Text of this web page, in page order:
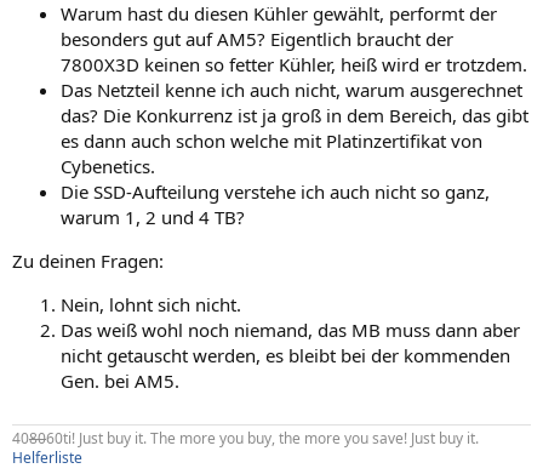
Warum hast du diesen Kühler gewählt, performt der
besonders gut auf AM5? Eigentlich braucht der
7800X3D keinen so fetter Kühler, heiß wird er trotzdem.
Das Netzteil kenne ich auch nicht, warum ausgerechnet
das? Die Konkurrenz ist ja groß in dem Bereich, das gibt
es dann auch schon welche mit Platinzertifikat von
Cybenetics.
Die SSD-Aufteilung verstehe ich auch nicht so ganz,
warum 1, 2 und 4 TB?
Zu deinen Fragen:
Nein, lohnt sich nicht.
Das weiß wohl noch niemand, das MB muss dann aber
nicht getauscht werden, es bleibt bei der kommenden
Gen. bei AM5.
408060ti! Just buy it. The more you buy, the more you save! Just buy it.
Helferliste